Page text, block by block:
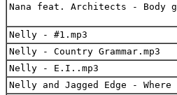
Nana feat. Architects - Body
Nelly - #1.mp3
Nelly - Country Grammar.mp3
Nelly - E.I..mp3
Nelly and Jagged Edge - Where